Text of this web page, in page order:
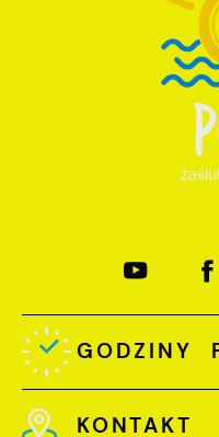
GODZINY
KONTAKT